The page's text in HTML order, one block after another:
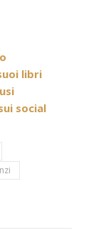
libri
social